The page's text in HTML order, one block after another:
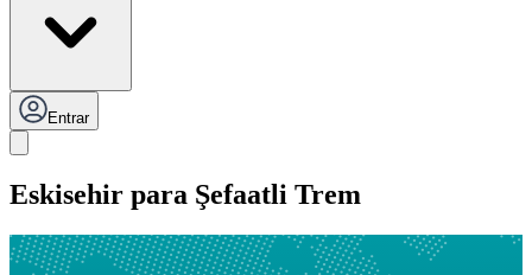
Entrar
Eskisehir para Şefaatli Trem